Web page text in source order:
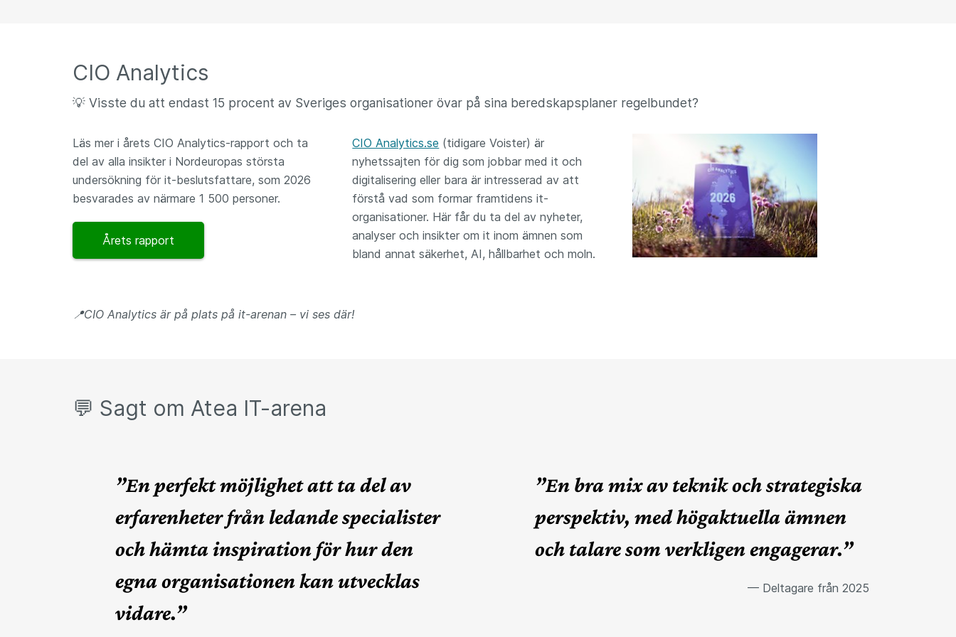
CIO Analytics
💡 Visste du att endast 15 procent av Sveriges organisationer övar på sina beredskapsplaner regelbundet?
Läs mer i årets CIO Analytics-rapport och ta
del av alla insikter i Nordeuropas största
undersökning för it-beslutsfattare, som 2026
besvarades av närmare 1 500 personer.
Årets rapport
CIO Analytics.se (tidigare Voister) är
nyhetssajten för dig som jobbar med it och
digitalisering eller bara är intresserad av att
förstå vad som formar framtidens it-
organisationer. Här får du ta del av nyheter,
analyser och insikter om it inom ämnen som
bland annat säkerhet, AI, hållbarhet och moln.
📍CIO Analytics är på plats på it-arenan – vi ses där!
💬 Sagt om Atea IT-arena
”En perfekt möjlighet att ta del av
erfarenheter från ledande specialister
och hämta inspiration för hur den
egna organisationen kan utvecklas
vidare.”
”En bra mix av teknik och strategiska
perspektiv, med högaktuella ämnen
och talare som verkligen engagerar.”
— Deltagare från 2025